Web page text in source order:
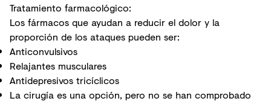
Tratamiento farmacológico:
Los fármacos que ayudan a reducir el dolor y la
proporción de los ataques pueden ser:
Anticonvulsivos
Relajantes musculares
Antidepresivos tricíclicos
La cirugía es una opción, pero no se han comprobado